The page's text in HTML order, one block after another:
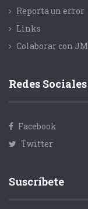
Reporta un error
Links
Colaborar con JM
Redes Sociales
Facebook
Twitter
Suscríbete